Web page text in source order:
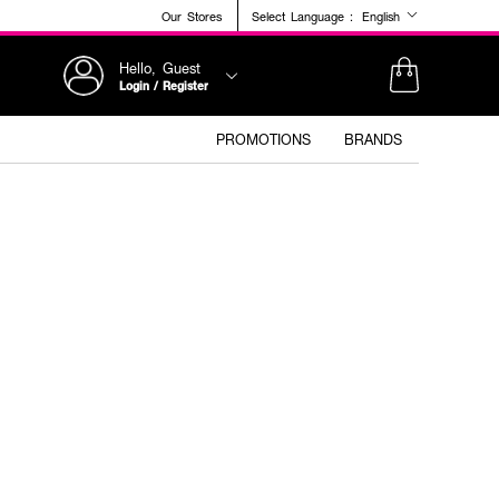
Our Stores Select Language : English
Hello, Guest
Login / Register
PROMOTIONS BRANDS